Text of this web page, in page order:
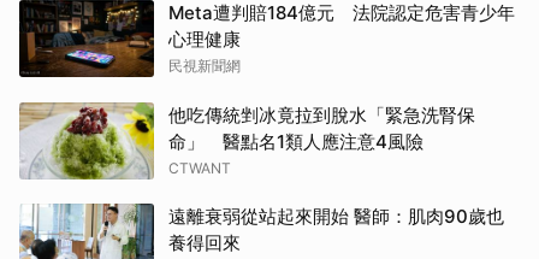
Meta遭判賠184億元 法院認定危害青少年
心理健康
民視新聞網
他吃傳統剉冰竟拉到脫水「緊急洗腎保
命」 醫點名1類人應注意4風險
CTWANT
遠離衰弱從站起來開始 醫師：肌肉90歲也
養得回來